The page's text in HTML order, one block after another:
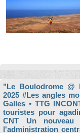
"Le Boulodrome @
2025 #Les angles
Galles • TTG
touristes pour
CNT Un nouveau
l'administration